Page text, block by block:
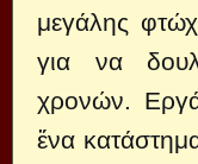
μεγάλης
για να
χρονών.
ἕνα